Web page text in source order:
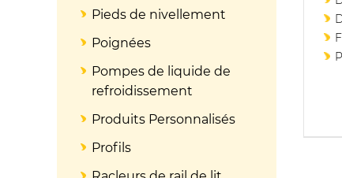
Pieds de nivellement
Poignées
Pompes de liquide de
refroidissement
Produits Personnalisés
Profils